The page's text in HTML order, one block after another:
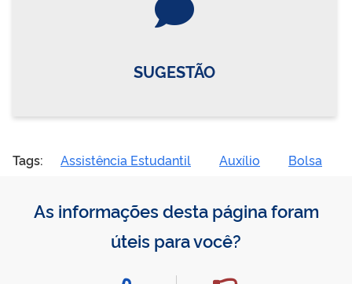
SUGESTÃO
Tags: Assistência Estudantil Auxílio Bolsa
As informações desta página foram
úteis para você?